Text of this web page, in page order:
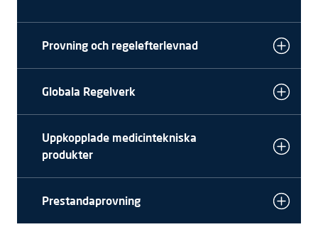
Provning och regelefterlevnad
Globala Regelverk
Uppkopplade medicintekniska
produkter
Prestandaprovning